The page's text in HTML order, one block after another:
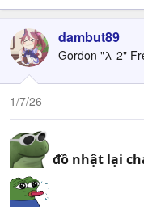
dambut89
Gordon "λ-2"
1/7/26
đồ nhật lại